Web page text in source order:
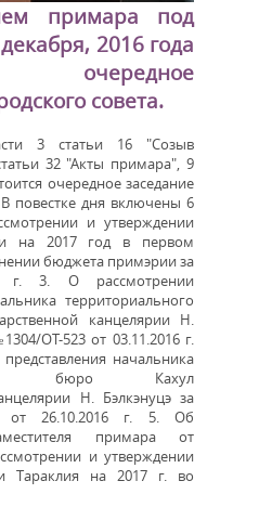
примара под
2016 года
очередное
совета.
3 статьи 16 "Созыв
32 "Акты примара", 9
очередное заседание
В повестке дня включены 6
и утверждении
на 2017 год в первом
бюджета примэрии за
г. 3. О рассмотрении
территориального
канцелярии Н.
ОТ-523 от 03.11.2016 г.
начальника
бюро Кахул
Н. Бэлкэнуцэ за
от 26.10.2016 г. 5. Об
примара от
и утверждении
Тараклия на 2017 г. во